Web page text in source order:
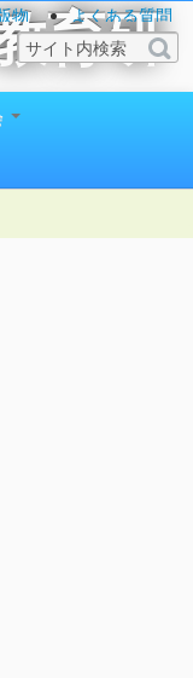
育研
物
よくある質問